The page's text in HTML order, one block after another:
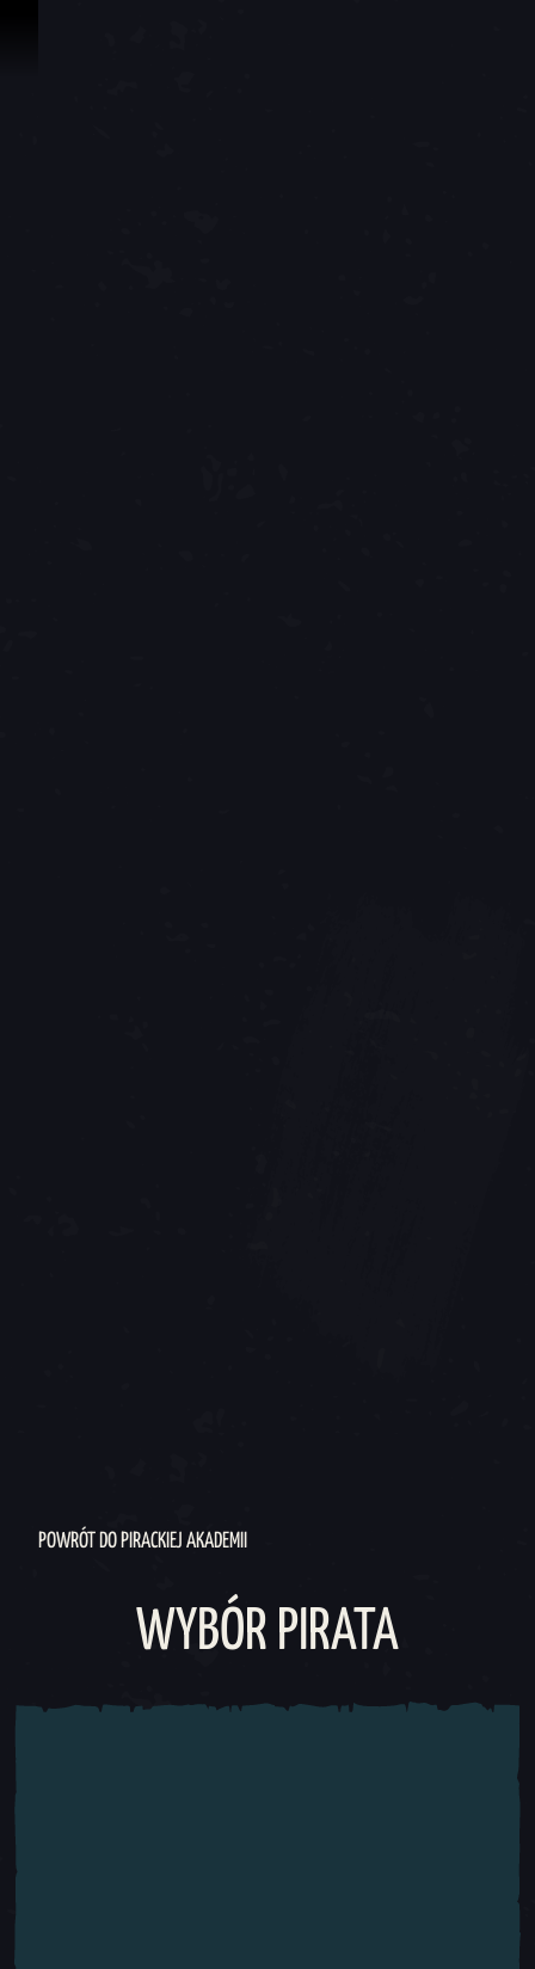
POWRÓT DO PIRACKIEJ AKADEMII
WYBÓR PIRATA